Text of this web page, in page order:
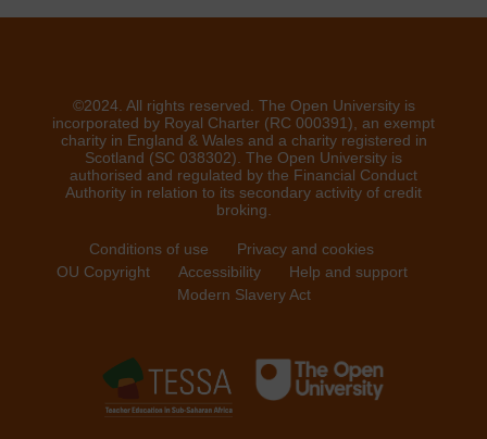
©2024. All rights reserved. The Open University is
incorporated by Royal Charter (RC 000391), an exempt
charity in England & Wales and a charity registered in
Scotland (SC 038302). The Open University is
authorised and regulated by the Financial Conduct
Authority in relation to its secondary activity of credit
broking.
Conditions of use
Privacy and cookies
OU Copyright
Accessibility
Help and support
Modern Slavery Act